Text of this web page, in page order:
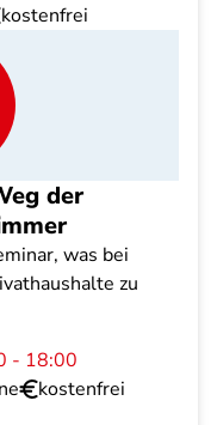
kostenfrei
der
was bei
zu
- 18:00
kostenfrei